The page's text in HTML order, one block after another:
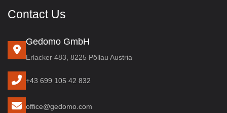
Contact Us
Gedomo GmbH
Erlacker 483, 8225 Pöllau Austria
+43 699 105 42 832
office@gedomo.com